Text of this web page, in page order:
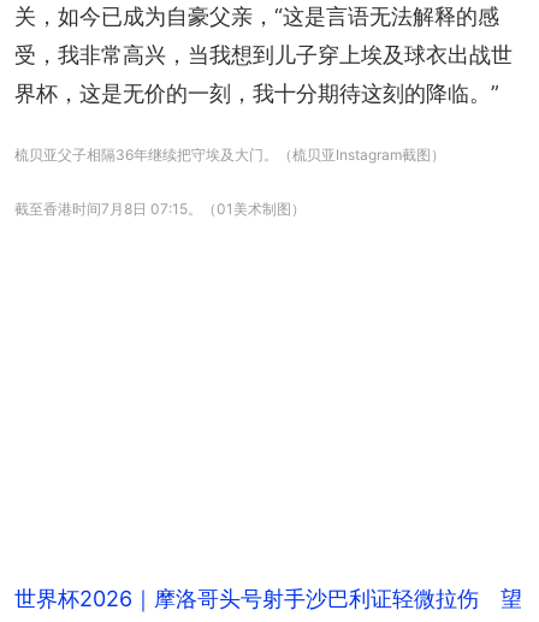
关，如今已成为自豪父亲，“这是言语无法解释的感
受，我非常高兴，当我想到儿子穿上埃及球衣出战世
界杯，这是无价的一刻，我十分期待这刻的降临。”
梳贝亚父子相隔36年继续把守埃及大门。（梳贝亚Instagram截图）
截至香港时间7月8日 07:15。（01美术制图）
世界杯2026｜摩洛哥头号射手沙巴利证轻微拉伤 望